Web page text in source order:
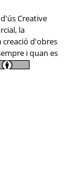
Creative
la
d'obres
i quan es